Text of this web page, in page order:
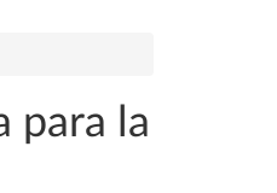
para la